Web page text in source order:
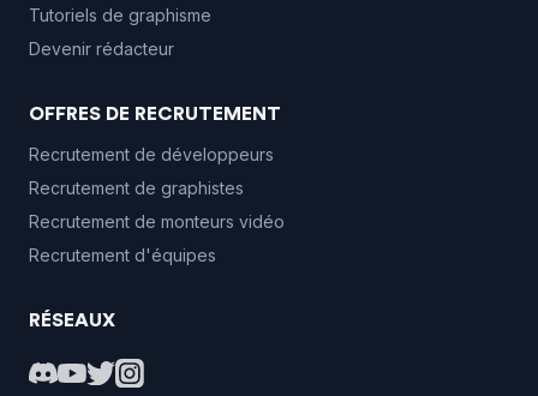
Tutoriels de graphisme
Devenir rédacteur
OFFRES DE RECRUTEMENT
Recrutement de développeurs
Recrutement de graphistes
Recrutement de monteurs vidéo
Recrutement d'équipes
RÉSEAUX